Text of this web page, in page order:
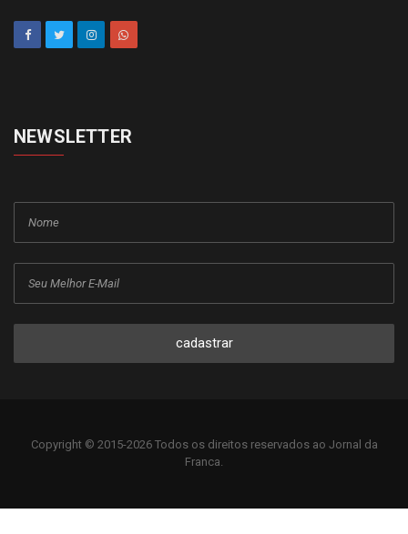
NEWSLETTER
cadastrar
Copyright © 2015-2026 Todos os direitos reservados ao Jornal da
Franca.